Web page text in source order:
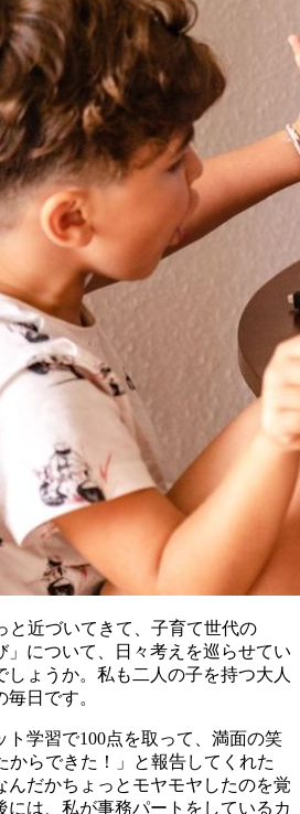
と近づいてきて、子育て世代の
」について、日々考えを巡らせてい
しょうか。私も二人の子を持つ大人
日です。
ト学習で100点を取って、満面の笑
からできた！」と報告してくれた
んだかちょっとモヤモヤしたのを覚
には、私が事務パートをしているカ